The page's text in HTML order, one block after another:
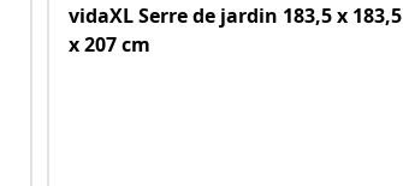
vidaXL Serre de jardin 183,5 x 183,5
x 207 cm